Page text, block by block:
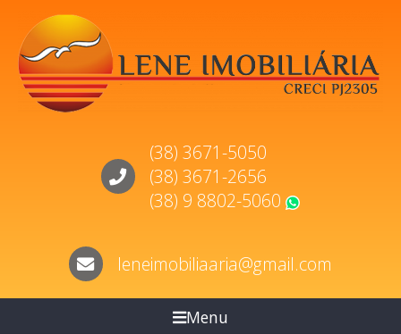
(38) 3671-5050
(38) 3671-2656
(38) 9 8802-5060
leneimobiliaaria@gmail.com
Menu